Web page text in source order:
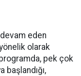
devam eden
olarak
pek çok
başlandığı,